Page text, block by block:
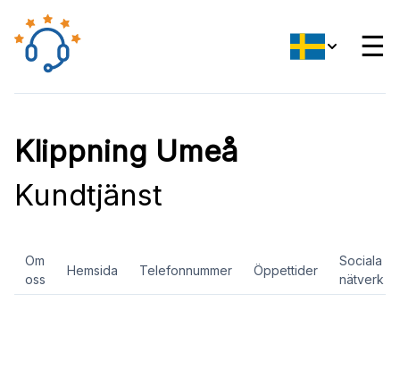
☰
Klippning Umeå
Kundtjänst
Om
oss
Hemsida Telefonnummer Öppettider
Sociala
nätverk